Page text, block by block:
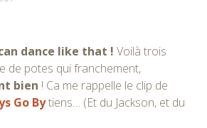
dance like that ! Voilà trois
de potes qui franchement,
bien ! Ca me rappelle le clip de
Go Bytiens… (Et du Jackson, et du